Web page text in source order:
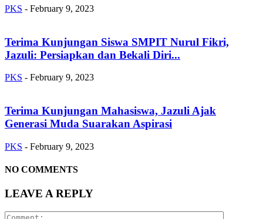
PKS - February 9, 2023
Terima Kunjungan Siswa SMPIT Nurul Fikri,
Jazuli: Persiapkan dan Bekali Diri...
PKS - February 9, 2023
Terima Kunjungan Mahasiswa, Jazuli Ajak
Generasi Muda Suarakan Aspirasi
PKS - February 9, 2023
NO COMMENTS
LEAVE A REPLY